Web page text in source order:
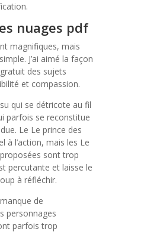
nuages pdf
magnifiques, mais
J’ai aimé la façon
des sujets
et compassion.
qui se détricote au fil
parfois se reconstitue
Le Le prince des
à l’action, mais les Le
sont trop
percutante et laisse le
à réfléchir.
de
personnages
parfois trop